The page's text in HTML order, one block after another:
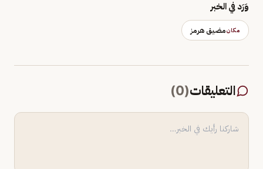
وَرَد في الخبر
مكانمضيق هرمز
التعليقات(
0
)